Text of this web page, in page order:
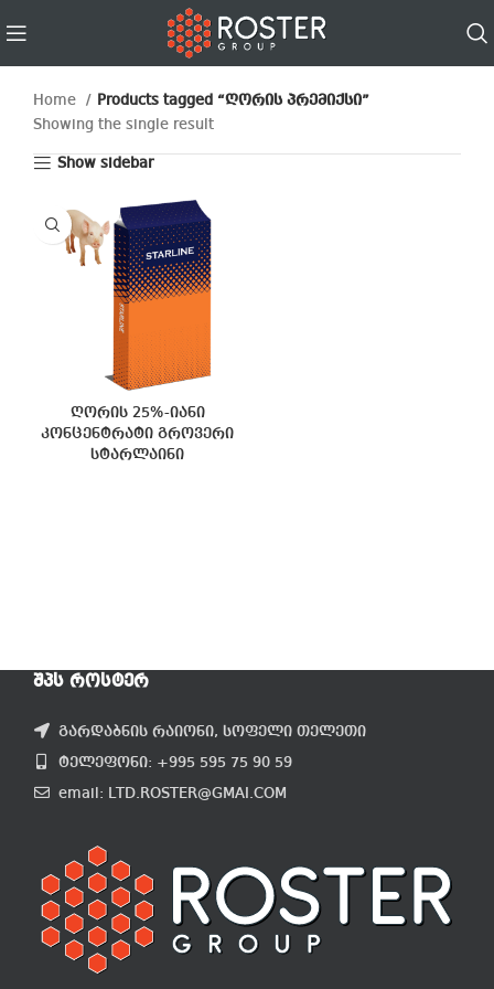
Home
Products tagged “ღორის პრემიქსი”
Showing the single result
Show sidebar
ღორის 25%-იანი
კონცენტრატი გროვერი
სტარლაინი
ᲨᲞᲡ ᲠᲝᲡᲢᲔᲠ
გარდაბნის რაიონი, სოფელი თელეთი
ტელეფონი: +995 595 75 90 59
email: LTD.ROSTER@GMAI.COM